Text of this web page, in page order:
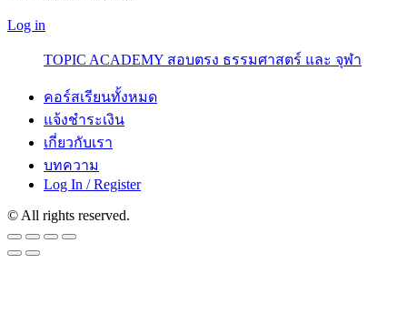
Log in
TOPIC ACADEMY สอบตรง ธรรมศาสตร์ และ จุฬา
คอร์สเรียนทั้งหมด
แจ้งชำระเงิน
เกี่ยวกับเรา
บทความ
Log In / Register
© All rights reserved.